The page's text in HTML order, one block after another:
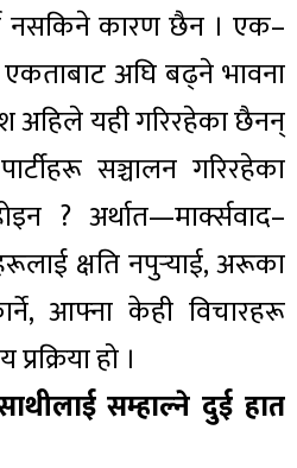
नसकिने कारण छैन । एक–
अघि बढ्ने भावना
अहिले यही गरिरहेका छैनन्
सञ्चालन गरिरहेका
? अर्थात—मार्क्सवाद–
क्षति नपुर्‍याई, अरूका
आफ्ना केही विचारहरू
हो ।
सम्हाल्ने दुई हात